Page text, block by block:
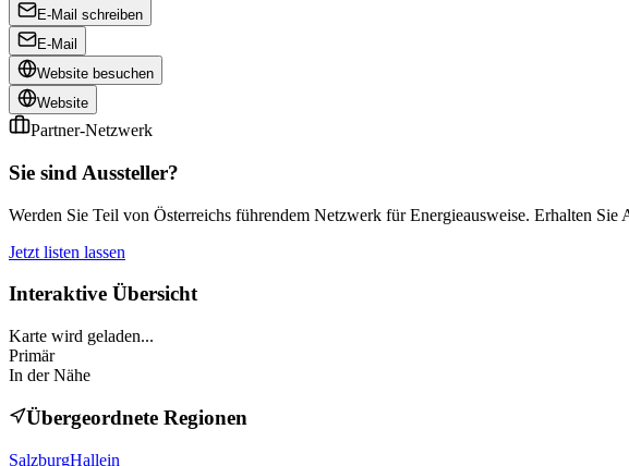
E-Mail schreiben
E-Mail
Website besuchen
Website
Partner-Netzwerk
Sie sind Aussteller?
Werden Sie Teil von Österreichs führendem Netzwerk für Energieausweise. Erhalten
Jetzt listen lassen
Interaktive Übersicht
Karte wird geladen...
Primär
In der Nähe
Übergeordnete Regionen
SalzburgHallein